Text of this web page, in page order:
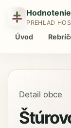
PREHĽAD
Úvod
Detail obce